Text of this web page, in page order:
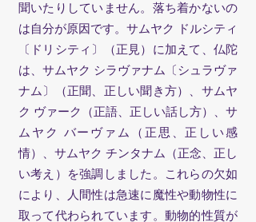
聞いたりしていません。落ち着かないの
は自分が原因です。サムヤク ドルシティ
〔ドリシティ〕（正見）に加えて、仏陀
は、サムヤク シラヴァナム〔シュラヴァ
ナム〕（正聞、正しい聞き方）、サムヤ
ク ヴァーク（正語、正しい話し方）、サ
ムヤク バーヴァム（正思、正しい感
情）、サムヤク チンタナム（正念、正し
い考え）を強調しました。これらの欠如
により、人間性は急速に魔性や動物性に
取って代わられています。動物的性質が